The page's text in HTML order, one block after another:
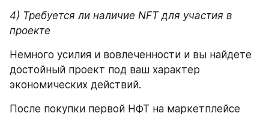
4) Требуется ли наличие NFT для участия в
проекте
Немного усилия и вовлеченности и вы найдете
достойный проект под ваш характер
экономических действий.
После покупки первой НФТ на маркетплейсе